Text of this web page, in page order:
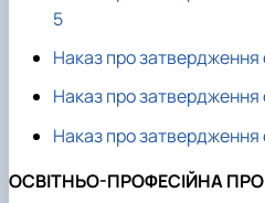
5
Наказ про затвердження
Наказ про затвердження
Наказ про затвердження
ОСВІТНЬО-ПРОФЕСІЙНА